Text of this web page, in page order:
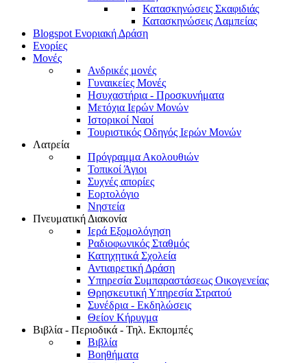
Κατασκηνώσεις Σκαφιδιάς
Κατασκηνώσεις Λαμπείας
Blogspot Ενοριακή Δράση
Ενορίες
Μονές
Ανδρικές μονές
Γυναικείες Μονές
Ησυχαστήρια - Προσκυνήματα
Μετόχια Ιερών Μονών
Ιστορικοί Ναοί
Τουριστικός Οδηγός Ιερών Μονών
Λατρεία
Πρόγραμμα Ακολουθιών
Τοπικοί Άγιοι
Συχνές απορίες
Εορτολόγιο
Νηστεία
Πνευματική Διακονία
Ιερά Εξομολόγηση
Ραδιοφωνικός Σταθμός
Κατηχητικά Σχολεία
Αντιαιρετική Δράση
Υπηρεσία Συμπαραστάσεως Οικογενείας
Θρησκευτική Υπηρεσία Στρατού
Συνέδρια - Εκδηλώσεις
Θείον Κήρυγμα
Βιβλία - Περιοδικά - Τηλ. Εκπομπές
Βιβλία
Βοηθήματα